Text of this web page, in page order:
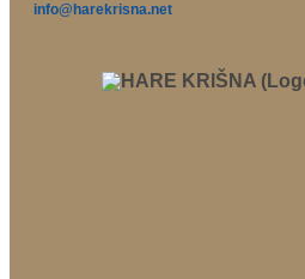
info@harekrisna.net